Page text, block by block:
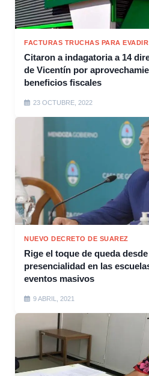
FACTURAS TRUCHAS PARA EVADIR
Citaron a indagatoria a 14
de Vicentín por
beneficios fiscales
23 OCTUBRE, 2022
NUEVO DECRETO DE SUAREZ
Rige el toque de queda
presencialidad en las
eventos masivos
9 ABRIL, 2021